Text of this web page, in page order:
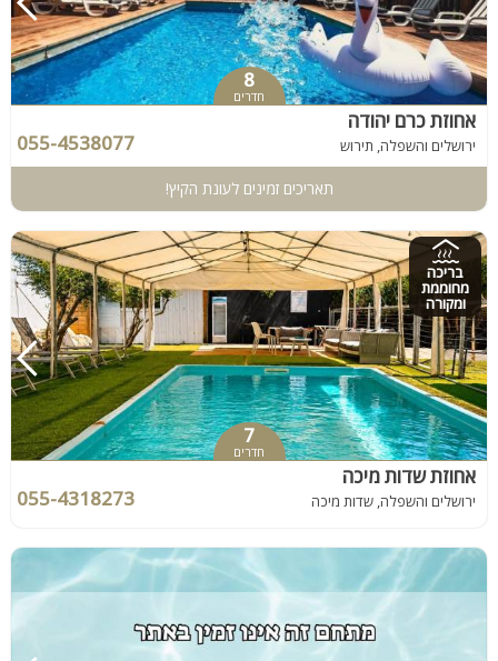
8
חדרים
אחוזת כרם יהודה
ירושלים והשפלה, תירוש 055-4538077
תאריכים זמינים לעונת הקיץ!
בריכה
מחוממת
ומקורה
7
חדרים
אחוזת שדות מיכה
ירושלים והשפלה, שדות מיכה 055-4318273